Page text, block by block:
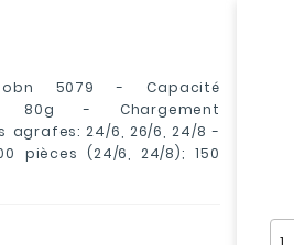
5079 - Capacité
80g - Chargement
24/6, 26/6, 24/8 -
pièces (24/6, 24/8); 150